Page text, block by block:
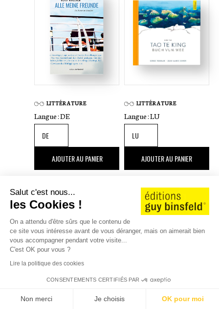
LITTÉRATURE
Langue :DE
,00 €
AJOUTER AU PANIER
Nora Wagener
ALLE MEINE FREUNDE
LITTÉRATURE
Langue :LU
,00 €
AJOUTER AU PANIER
Jean-Marie Biwer | Serge
Tonnar
TAO TE KING, BUCH VUM
WEE
Salut c'est nous...
les Cookies !
On a attendu d'être sûrs que le contenu de
ce site vous intéresse avant de vous déranger, mais on aimerait bien
vous accompagner pendant votre visite...
C'est OK pour vous ?
Lire la politique des cookies
CONSENTEMENTS CERTIFIÉS PAR
Non merci Je choisis OK pour moi